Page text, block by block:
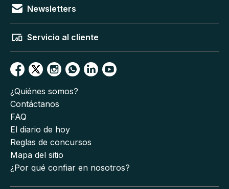
Newsletters
Servicio al cliente
¿Quiénes somos?
Contáctanos
FAQ
El diario de hoy
Reglas de concursos
Mapa del sitio
¿Por qué confiar en nosotros?